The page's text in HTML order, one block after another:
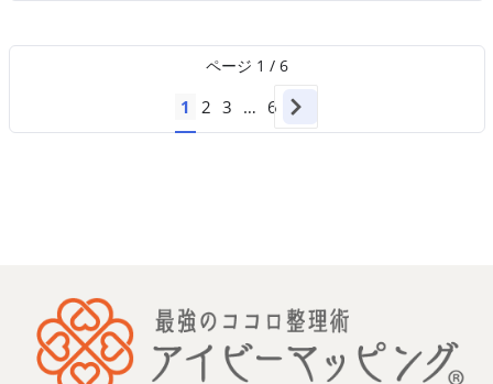
ページ 1 / 6
1 2 3 … 6